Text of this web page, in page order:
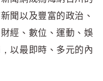
聞以及豐富的政治、
經、數位、運動、娛
以最即時、多元的內